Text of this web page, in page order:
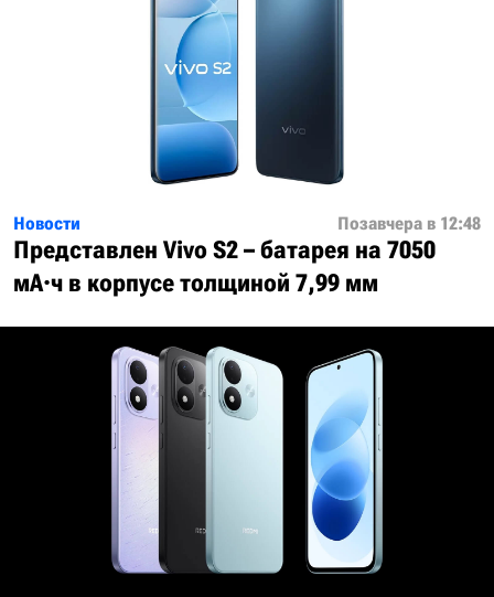
Новости Позавчера в 12:48
Представлен Vivo S2 – батарея на 7050
мА·ч в корпусе толщиной 7,99 мм